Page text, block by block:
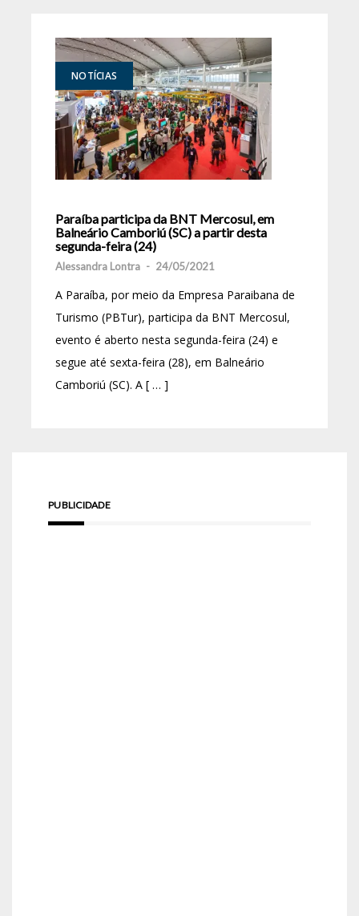
NOTÍCIAS
Paraíba participa da BNT Mercosul, em
Balneário Camboriú (SC) a partir desta
segunda-feira (24)
Alessandra Lontra - 24/05/2021
A Paraíba, por meio da Empresa Paraibana de
Turismo (PBTur), participa da BNT Mercosul,
evento é aberto nesta segunda-feira (24) e
segue até sexta-feira (28), em Balneário
Camboriú (SC). A [ … ]
PUBLICIDADE